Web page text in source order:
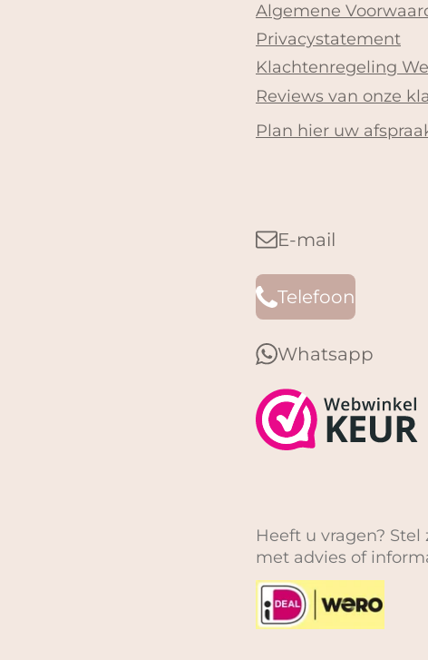
Algemene
Privacystatement
Klachtenregeling
Reviews van onze
Plan hier uw
E-mail
Telefoon
Whatsapp
Heeft u vragen?
met advies of